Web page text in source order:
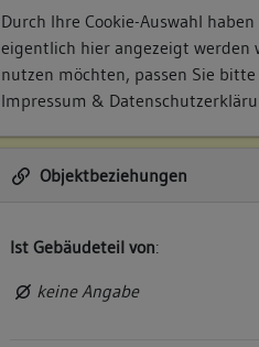
Durch Ihre Cookie-Auswahl
eigentlich hier angezeigt werden
nutzen möchten, passen Sie
Impressum &
Objektbeziehungen
Ist Gebäudeteil von:
keine Angabe